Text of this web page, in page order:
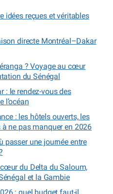
idées reçues et véritables
directe Montréal–Dakar
? Voyage au cœur
du Sénégal
: le rendez-vous des
l’océan
: les hôtels ouverts, les
ne pas manquer en 2026
passer une journée entre
du Delta du Saloum,
et la Gambie